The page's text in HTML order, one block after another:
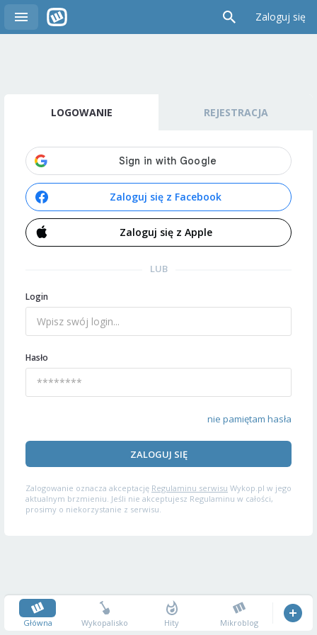
Zaloguj się
LOGOWANIE REJESTRACJA
Zaloguj się z Facebook
Zaloguj się z Apple
LUB
Login
Hasło
nie pamiętam hasła
ZALOGUJ SIĘ
Zalogowanie oznacza akceptację Regulaminu serwisu Wykop.pl w jego
aktualnym brzmieniu. Jeśli nie akceptujesz Regulaminu w całości,
prosimy o niekorzystanie z serwisu.
Główna Wykopalisko Hity Mikroblog